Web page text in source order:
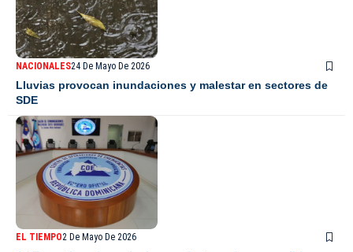
NACIONALES24 De Mayo De 2026
Lluvias provocan inundaciones y malestar en sectores de
SDE
EL TIEMPO2 De Mayo De 2026